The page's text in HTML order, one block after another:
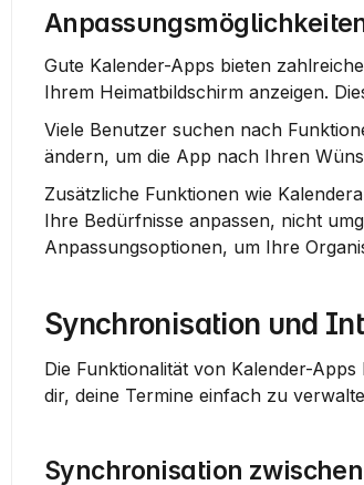
Gute Kalender-Apps bieten
Ihrem Heimatbildschirm anzeigen.
Viele Benutzer suchen nach
ändern, um die App nach Ihren
Zusätzliche Funktionen wie
Ihre Bedürfnisse anpassen, nicht
Anpassungsoptionen, um Ihre
Synchronisation und
Die Funktionalität von Kalender-
dir, deine Termine einfach zu
Synchronisation